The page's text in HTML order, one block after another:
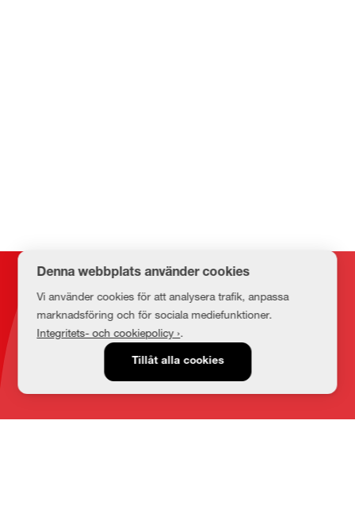
Kontakt
Denna webbplats använder cookies
Vi använder cookies för att analysera trafik, anpassa
marknadsföring och för sociala mediefunktioner.
Integritets- och cookiepolicy ›.
Tillåt alla cookies